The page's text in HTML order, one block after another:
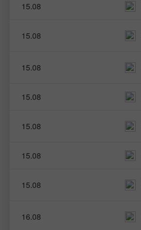
15.08
15.08
15.08
15.08
15.08
15.08
15.08
16.08